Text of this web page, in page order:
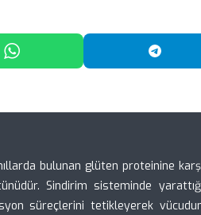
WhatsApp'ta Paylaş
bulunan glüten proteinine
Sindirim sisteminde
süreçlerini tetikleyerek